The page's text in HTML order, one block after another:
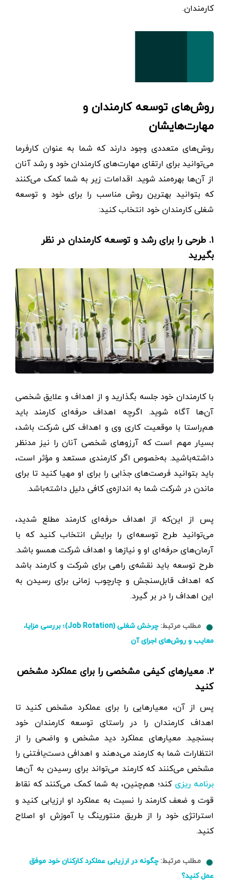
کارمندان.
روش‌های توسعه کارمندان و
مهارت‌هایشان
روش‌های متعددی وجود دارند که شما به عنوان کارفرما
می‌توانید برای ارتقای مهارت‌های کارمندان خود و رشد آنان
از آن‌ها بهره‌مند شوید. اقدامات زیر به شما کمک می‌کنند
که بتوانید بهترین روش مناسب را برای خود و توسعه
شغلی کارمندان خود انتخاب کنید:
۱. طرحی را برای رشد و توسعه کارمندان در نظر
بگیرید
با کارمندان خود جلسه بگذارید و از اهداف و علایق شخصی
آن‌ها آگاه شوید. اگرچه اهداف حرفه‌ای کارمند باید
هم‌راستا با موقعیت کاری وی و اهداف کلی شرکت باشد،
بسیار مهم است که آرزوهای شخصی آنان را نیز مدنظر
داشته‌باشید. به‌خصوص اگر کارمندی مستعد و مؤثر است،
باید بتوانید فرصت‌های جذابی را برای او مهیا کنید تا برای
ماندن در شرکت شما به اندازه‌ی کافی دلیل داشته‌باشد.
پس از این‌که از اهداف حرفه‌ای کارمند مطلع شدید،
می‌توانید طرح توسعه‌ای را برایش انتخاب کنید که با
آرمان‌های حرفه‌ای او و نیازها و اهداف شرکت همسو باشد.
طرح توسعه باید نقشه‌ی راهی برای شرکت و کارمند باشد
که اهداف قابل‌سنجش و چارچوب زمانی برای رسیدن به
این اهداف را در بر گیرد.
مطلب مرتبط:
چرخش شغلی (Job Rotation)؛ بررسی مزایا،
معایب و روش‌های اجرای آن
۲. معیارهای کیفی مشخصی را برای عملکرد مشخص
کنید
پس از آن،‌ معیارهایی را برای عملکرد مشخص کنید تا
اهداف کارمندان را در راستای توسعه کارمندان خود
بسنجید. معیارهای عملکرد دید مشخص و واضحی را از
انتظارات شما به کارمند می‌دهند و اهدافی دست‌یافتنی‌ را
مشخص می‌کنند که کارمند می‌تواند برای رسیدن به آن‌ها
برنامه ریزی کند؛ هم‌چنین، به شما کمک می‌کنند که نقاط
قوت و ضعف کارمند را نسبت به عملکرد او ارزیابی کنید و
استراتژی خود را از طریق منتورینگ یا آموزش او اصلاح
کنید.
مطلب مرتبط:چگونه در ارزیابی عملکرد کارکنان خود موفق
عمل کنید؟